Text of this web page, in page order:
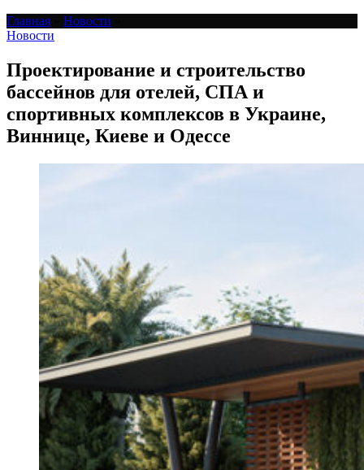
Главная Новости
Новости
Проектирование и строительство
бассейнов для отелей, СПА и
спортивных комплексов в Украине,
Виннице, Киеве и Одессе